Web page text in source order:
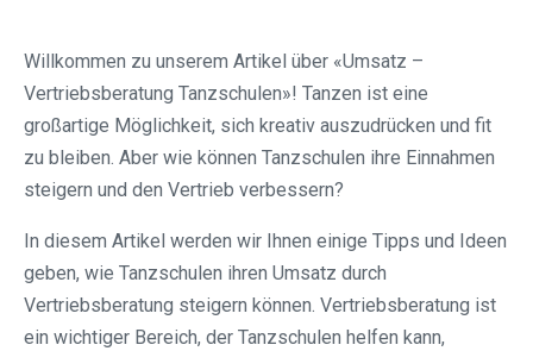
Willkommen zu unserem Artikel über «Umsatz –
Vertriebsberatung Tanzschulen»! Tanzen ist eine
großartige Möglichkeit, sich kreativ auszudrücken und fit
zu bleiben. Aber wie können Tanzschulen ihre Einnahmen
steigern und den Vertrieb verbessern?
In diesem Artikel werden wir Ihnen einige Tipps und Ideen
geben, wie Tanzschulen ihren Umsatz durch
Vertriebsberatung steigern können. Vertriebsberatung ist
ein wichtiger Bereich, der Tanzschulen helfen kann,